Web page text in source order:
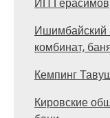
Ишимбайский
комбинат,
Кемпинг
Кировские